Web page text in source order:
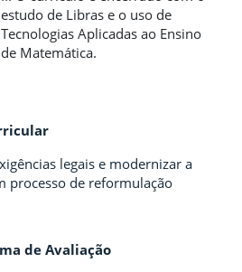
estudo de Libras e o uso de
Tecnologias Aplicadas ao Ensino
de Matemática.
legais e modernizar a
processo de reformulação
de Avaliação